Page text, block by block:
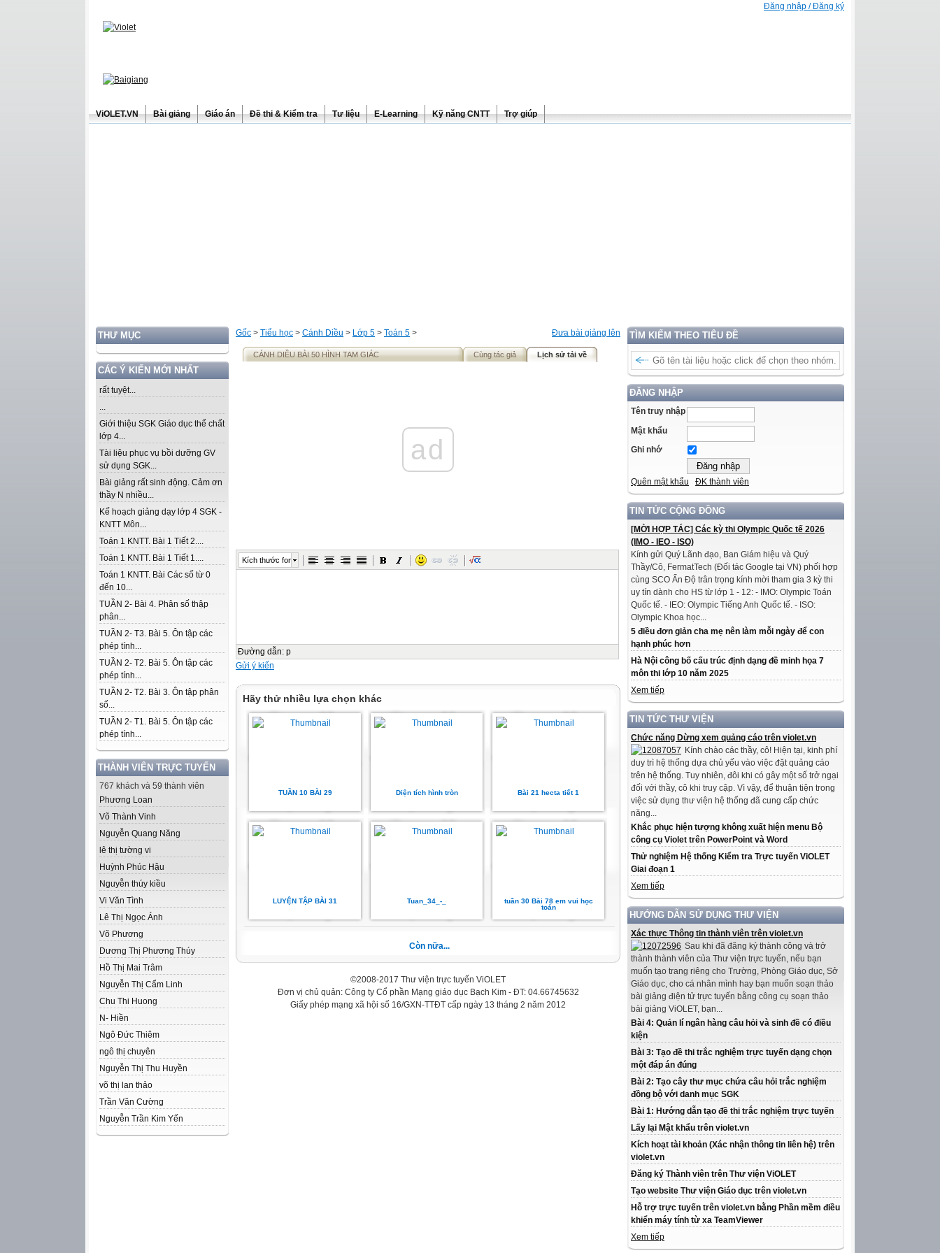
Đăng nhập / Đăng ký
ViOLET.VN Bài giảng Giáo án Đề thi & Kiểm tra Tư liệu E-Learning Kỹ năng CNTT Trợ giúp
THƯ MỤC
CÁC Ý KIẾN MỚI NHẤT
rất tuyệt...
...
Giới thiệu SGK Giáo dục thể chất
lớp 4...
Tài liệu phục vụ bồi dưỡng GV
sử dụng SGK...
Bài giảng rất sinh động. Cảm ơn
thầy N nhiều...
Kế hoạch giảng dạy lớp 4 SGK -
KNTT Môn...
Toán 1 KNTT. Bài 1 Tiết 2....
Toán 1 KNTT. Bài 1 Tiết 1....
Toán 1 KNTT. Bài Các số từ 0
đến 10...
TUẦN 2- Bài 4. Phân số thập
phân...
TUẦN 2- T3. Bài 5. Ôn tập các
phép tính...
TUẦN 2- T2. Bài 5. Ôn tập các
phép tính...
TUẦN 2- T2. Bài 3. Ôn tập phân
số...
TUẦN 2- T1. Bài 5. Ôn tập các
phép tính...
THÀNH VIÊN TRỰC TUYẾN
767 khách và 59 thành viên
Phương Loan
Võ Thành Vinh
Nguyễn Quang Năng
lê thị tường vi
Huỳnh Phúc Hậu
Nguyễn thúy kiều
Vi Văn Tình
Lê Thị Ngọc Ánh
Võ Phương
Dương Thị Phương Thúy
Hồ Thị Mai Trâm
Nguyễn Thị Cẩm Linh
Chu Thi Huong
N- Hiền
Ngô Đức Thiêm
ngô thị chuyên
Nguyễn Thị Thu Huyền
võ thị lan thảo
Trần Văn Cường
Nguyễn Trần Kim Yến
TÌM KIẾM THEO TIÊU ĐỀ
ĐĂNG NHẬP
Tên truy nhập
Mật khẩu
Ghi nhớ
Quên mật khẩu ĐK thành viên
TIN TỨC CỘNG ĐỒNG
[MỜI HỢP TÁC] Các kỳ thi Olympic Quốc tế 2026
(IMO - IEO - ISO)
Kính gửi Quý Lãnh đạo, Ban Giám hiệu và Quý
Thầy/Cô, FermatTech (Đối tác Google tại VN) phối hợp
cùng SCO Ấn Độ trân trọng kính mời tham gia 3 kỳ thi
uy tín dành cho HS từ lớp 1 - 12: - IMO: Olympic Toán
Quốc tế. - IEO: Olympic Tiếng Anh Quốc tế. - ISO:
Olympic Khoa học...
5 điều đơn giản cha mẹ nên làm mỗi ngày để con
hạnh phúc hơn
Hà Nội công bố cấu trúc định dạng đề minh họa 7
môn thi lớp 10 năm 2025
Xem tiếp
TIN TỨC THƯ VIỆN
Chức năng Dừng xem quảng cáo trên violet.vn
Kính chào các thầy, cô! Hiện tại, kinh phí
duy trì hệ thống dựa chủ yếu vào việc đặt quảng cáo
trên hệ thống. Tuy nhiên, đôi khi có gây một số trở ngại
đối với thầy, cô khi truy cập. Vì vậy, để thuận tiện trong
việc sử dụng thư viện hệ thống đã cung cấp chức
năng...
Khắc phục hiện tượng không xuất hiện menu Bộ
công cụ Violet trên PowerPoint và Word
Thử nghiệm Hệ thống Kiểm tra Trực tuyến ViOLET
Giai đoạn 1
Xem tiếp
HƯỚNG DẪN SỬ DỤNG THƯ VIỆN
Xác thực Thông tin thành viên trên violet.vn
Sau khi đã đăng ký thành công và trở
thành thành viên của Thư viện trực tuyến, nếu bạn
muốn tạo trang riêng cho Trường, Phòng Giáo dục, Sở
Giáo dục, cho cá nhân mình hay bạn muốn soạn thảo
bài giảng điện tử trực tuyến bằng công cụ soạn thảo
bài giảng ViOLET, bạn...
Bài 4: Quản lí ngân hàng câu hỏi và sinh đề có điều
kiện
Bài 3: Tạo đề thi trắc nghiệm trực tuyến dạng chọn
một đáp án đúng
Bài 2: Tạo cây thư mục chứa câu hỏi trắc nghiệm
đồng bộ với danh mục SGK
Bài 1: Hướng dẫn tạo đề thi trắc nghiệm trực tuyến
Lấy lại Mật khẩu trên violet.vn
Kích hoạt tài khoản (Xác nhận thông tin liên hệ) trên
violet.vn
Đăng ký Thành viên trên Thư viện ViOLET
Tạo website Thư viện Giáo dục trên violet.vn
Hỗ trợ trực tuyến trên violet.vn bằng Phần mềm điều
khiển máy tính từ xa TeamViewer
Xem tiếp
Đưa bài giảng lên
Gốc > Tiểu học > Cánh Diều > Lớp 5 > Toán 5 >
CÁNH DIỀU BÀI 50 HÌNH TAM GIÁC Cùng tác giả Lịch sử tải về
ad
Kích thước font
Đường dẫn: p
Gửi ý kiến
Hãy thử nhiều lựa chọn khác
TUẦN 10 BÀI 29 Diện tích hình tròn Bài 21 hecta tiết 1
LUYỆN TẬP BÀI 31 Tuan_34_-_
tuần 30 Bài 78 em vui học
toán
Còn nữa...
©2008-2017 Thư viện trực tuyến ViOLET
Đơn vị chủ quản: Công ty Cổ phần Mạng giáo dục Bạch Kim - ĐT: 04.66745632
Giấy phép mạng xã hội số 16/GXN-TTĐT cấp ngày 13 tháng 2 năm 2012